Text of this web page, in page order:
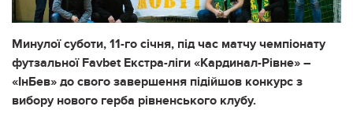
Минулої суботи, 11-го січня, під час матчу чемпіонату
футзальної Favbet Екстра-ліги «Кардинал-Рівне» –
«ІнБев» до свого завершення підійшов конкурс з
вибору нового герба рівненського клубу.